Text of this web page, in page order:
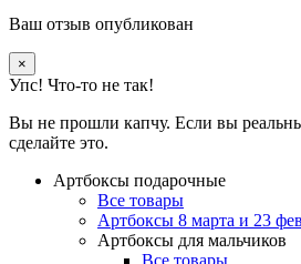
Ваш отзыв опубликован
×
Упс! Что-то не так!
Вы не прошли капчу. Если вы
сделайте это.
Артбоксы подарочные
Все товары
Артбоксы 8 марта и 23
Артбоксы для мальчиков
Все товары